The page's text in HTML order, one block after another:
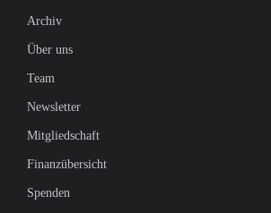
Archiv
Über uns
Team
Newsletter
Mitgliedschaft
Finanzübersicht
Spenden